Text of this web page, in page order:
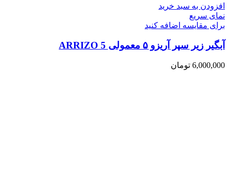
افزودن به سبد خرید
نمای سریع
برای مقایسه اضافه کنید
آبگیر زیر سپر آریزو ۵ معمولی ARRIZO 5
6,000,000 تومان